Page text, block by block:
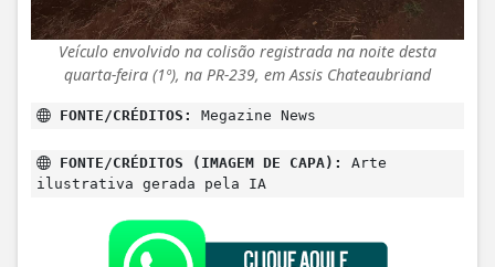
Veículo envolvido na colisão registrada na noite desta
quarta-feira (1º), na PR-239, em Assis Chateaubriand
FONTE/CRÉDITOS: Megazine News
FONTE/CRÉDITOS (IMAGEM DE CAPA):
Arte
ilustrativa gerada pela IA